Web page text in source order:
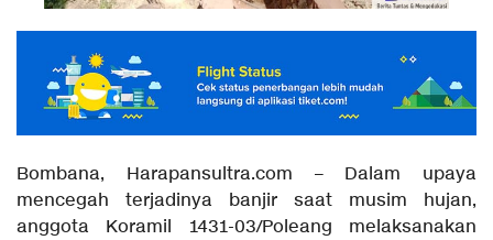
Bombana, Harapansultra.com – Dalam upaya
mencegah terjadinya banjir saat musim hujan,
anggota Koramil 1431-03/Poleang melaksanakan